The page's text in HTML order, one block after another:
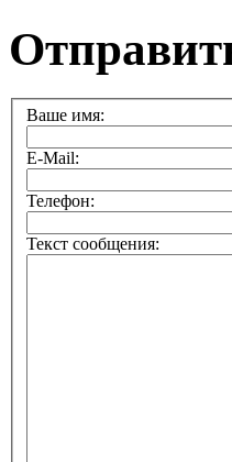
Ваше имя:
E-Mail:
Телефон:
Текст сообщения: